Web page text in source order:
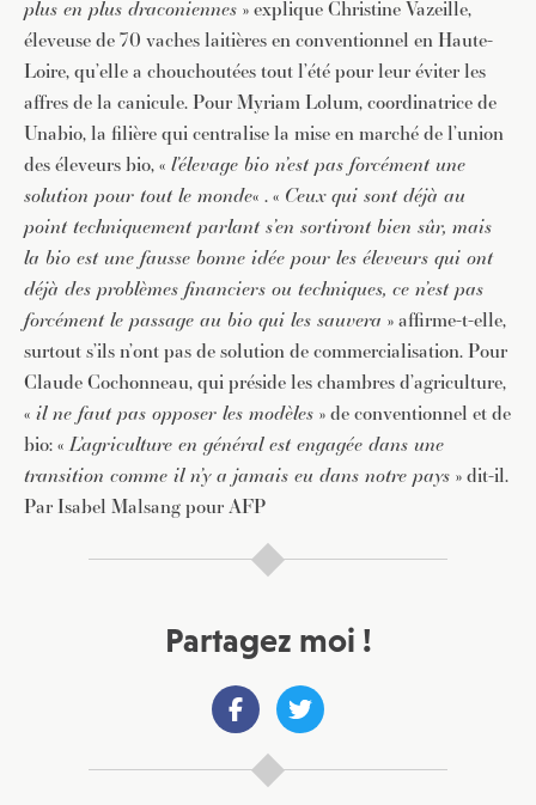
plus en plus draconiennes » explique Christine Vazeille,
éleveuse de 70 vaches laitières en conventionnel en Haute-
Loire, qu’elle a chouchoutées tout l’été pour leur éviter les
affres de la canicule. Pour Myriam Lolum, coordinatrice de
Unabio, la filière qui centralise la mise en marché de l’union
des éleveurs bio, « l’élevage bio n’est pas forcément une
solution pour tout le monde« . « Ceux qui sont déjà au
point techniquement parlant s’en sortiront bien sûr, mais
la bio est une fausse bonne idée pour les éleveurs qui ont
déjà des problèmes financiers ou techniques, ce n’est pas
forcément le passage au bio qui les sauvera » affirme-t-elle,
surtout s’ils n’ont pas de solution de commercialisation. Pour
Claude Cochonneau, qui préside les chambres d’agriculture,
« il ne faut pas opposer les modèles » de conventionnel et de
bio: «L’agriculture en général est engagée dans une
transition comme il n’y a jamais eu dans notre pays » dit-il.
Par Isabel Malsang pour AFP
Partagez moi !
JE M'INSCRIS À LA NEWSLETTER
Pour recevoir toutes les deux semaines notre lettre
d’info avec une sélection d’articles …